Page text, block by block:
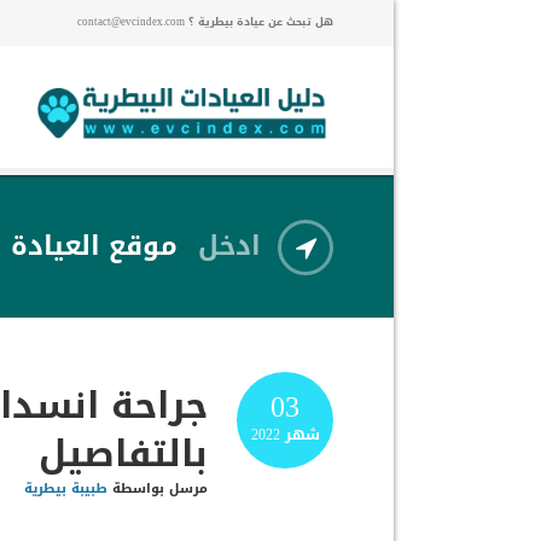
هل تبحث عن عيادة بيطرية ؟ contact@evcindex.com
ادخل موقع العيادة
03
شهر2022 جراحة
بالتفاصيل
مرسل بواسطة طبيبة بيطرية